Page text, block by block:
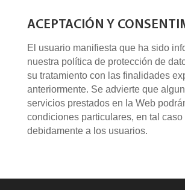
ACEPTACIÓN Y
El usuario manifiesta que ha sido
nuestra política de protección de
su tratamiento con las finalidades
anteriormente. Se advierte que
servicios prestados en la Web
condiciones particulares, en tal caso
debidamente a los usuarios.